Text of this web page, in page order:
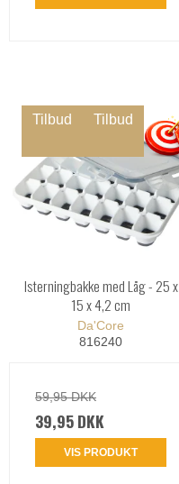
Tilbud Tilbud
Isterningbakke med Låg - 25 x
15 x 4,2 cm
Da'Core
816240
59,95 DKK
39,95 DKK
VIS PRODUKT